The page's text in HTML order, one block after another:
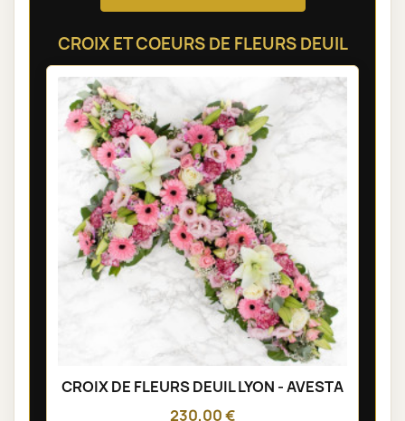
CROIX ET COEURS DE FLEURS DEUIL
CROIX DE FLEURS DEUIL LYON - AVESTA
230,00 €